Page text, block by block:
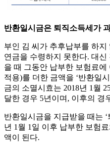
반환일시금은 퇴직소득세가
부인 김 씨가 추후납부를 하지
연금을 수령하지 못한다. 대
을 때 그동안 납부한 보험료
적용)를 더한 금액을 ‘반환일
금의 소멸시효는 2018년 1월
달한 경우 5년이며, 이후의 경
반환일시금을 지급받을 때는
년 1월 1일 이후 납부한 보험
액이 된다.